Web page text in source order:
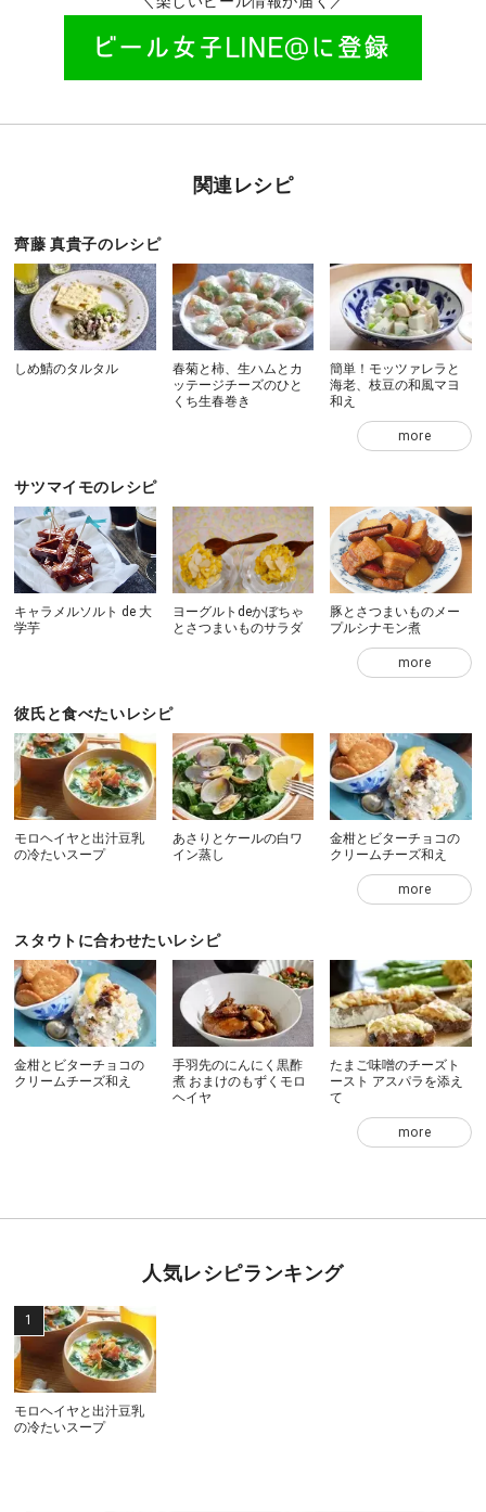
関連レシピ
齊藤 真貴子のレシピ
しめ鯖のタルタル
春菊と柿、生ハムとカ
ッテージチーズのひと
くち生春巻き
簡単！モッツァレラと
海老、枝豆の和風マヨ
和え
more
サツマイモのレシピ
キャラメルソルト de 大
学芋
ヨーグルトdeかぼちゃ
とさつまいものサラダ
豚とさつまいものメー
プルシナモン煮
more
彼氏と食べたいレシピ
モロヘイヤと出汁豆乳
の冷たいスープ
あさりとケールの白ワ
イン蒸し
金柑とビターチョコの
クリームチーズ和え
more
スタウトに合わせたいレシピ
金柑とビターチョコの
クリームチーズ和え
手羽先のにんにく黒酢
煮 おまけのもずくモロ
ヘイヤ
たまご味噌のチーズト
ースト アスパラを添え
て
more
人気レシピランキング
モロヘイヤと出汁豆乳
の冷たいスープ